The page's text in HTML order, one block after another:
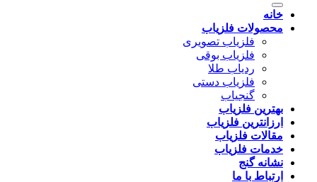
خانه
محصولات فلزیاب
فلزیاب تصویری
فلزیاب بوقی
ردیاب طلا
فلزیاب دستی
گنجیاب
بهترین فلزیاب
ارزانترین فلزیاب
مقالات فلزیاب
خدمات فلزیاب
نشانه گنج
ارتباط با ما